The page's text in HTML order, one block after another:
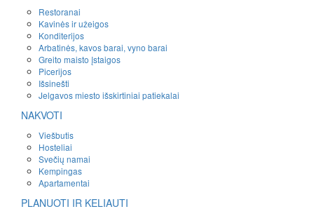
Restoranai
Kavinės ir užeigos
Konditerijos
Arbatinės, kavos barai, vyno barai
Greito maisto įstaigos
Picerijos
Išsinešti
Jelgavos miesto išskirtiniai patiekalai
NAKVOTI
Viešbutis
Hosteliai
Svečių namai
Kempingas
Apartamentai
PLANUOTI IR KELIAUTI